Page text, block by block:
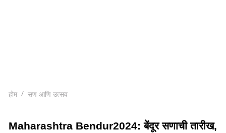
होम सण आणि उत्सव
Maharashtra Bendur2024: बेंदूर सणाची तारीख,